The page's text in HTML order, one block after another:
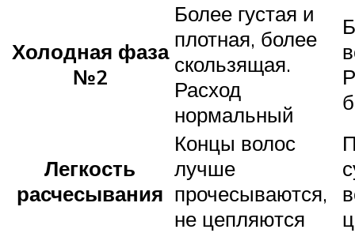
Холодная фаза
№2
Более густая и
плотная, более
скользящая.
Расход
нормальный
Легкость
расчесывания
Концы волос
лучше
прочесываются,
не цепляются